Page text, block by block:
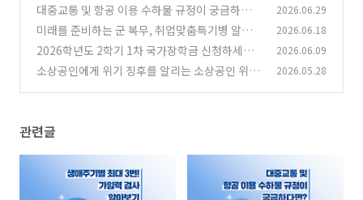
대중교통 및 항공 이용 수하물 규정이 궁금하다
면?
(0)
2026.06.29
미래를 준비하는 군 복무, 취업맞춤특기병 알아
보기 (0)
2026.06.18
2026학년도 2학기 1차 국가장학금 신청하세요!
(0)
2026.06.09
소상공인에게 위기 징후를 알리는 소상공인 위기
2026.05.28
관련글